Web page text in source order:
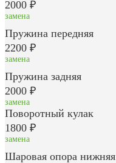
2000 ₽
замена
Пружина передняя
2200 ₽
замена
Пружина задняя
2000 ₽
замена
Поворотный кулак
1800 ₽
замена
Шаровая опора нижняя